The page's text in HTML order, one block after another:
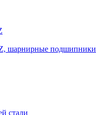
шарнирные подшипники
стали